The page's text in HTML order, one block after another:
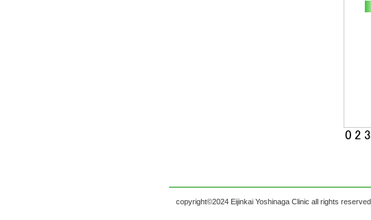
copyright©2024 Eijinkai Yoshinaga Clinic all rights reserved.